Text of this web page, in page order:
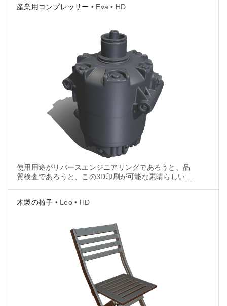
産業用コンプレッサー • Eva • HD
使用用途がリバースエンジニアリングであろうと、品
質検査であろうと、この3D印刷が可能な素晴らしいコ
木製の椅子 • Leo • HD